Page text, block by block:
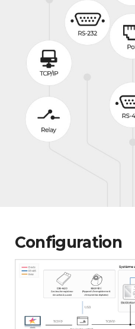
Configuration